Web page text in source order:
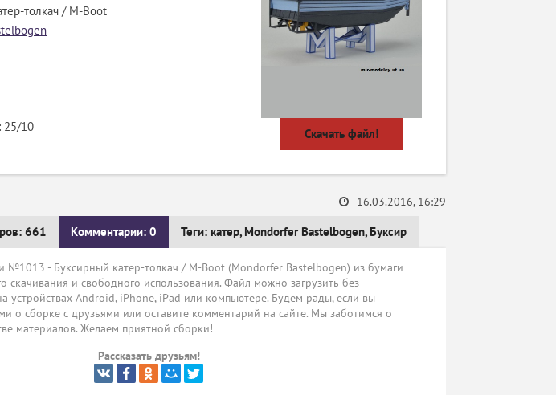
толкач / M-Boot
25/10
Скачать файл!
661 Комментарии: 0 Теги: катер, Mondorfer Bastelbogen, Буксир
16.03.2016, 16:29
№1013 - Буксирный катер-толкач / M-Boot (Mondorfer Bastelbogen) из бумаги
скачивания и свободного использования. Файл можно загрузить без
устройствах Android, iPhone, iPad или компьютере. Будем рады, если вы
о сборке с друзьями или оставите комментарий на сайте. Мы заботимся о
материалов. Желаем приятной сборки!
Рассказать друзьям!